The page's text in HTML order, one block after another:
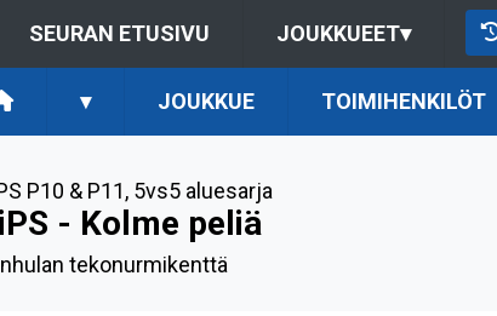
SEURAN ETUSIVU JOUKKUEET▾
▾ JOUKKUE TOIMIHENKILÖT
P10 & P11, 5vs5 aluesarja
- Kolme peliä
tekonurmikenttä